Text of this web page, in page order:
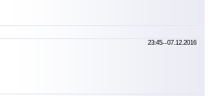
23:45--07.12.2016